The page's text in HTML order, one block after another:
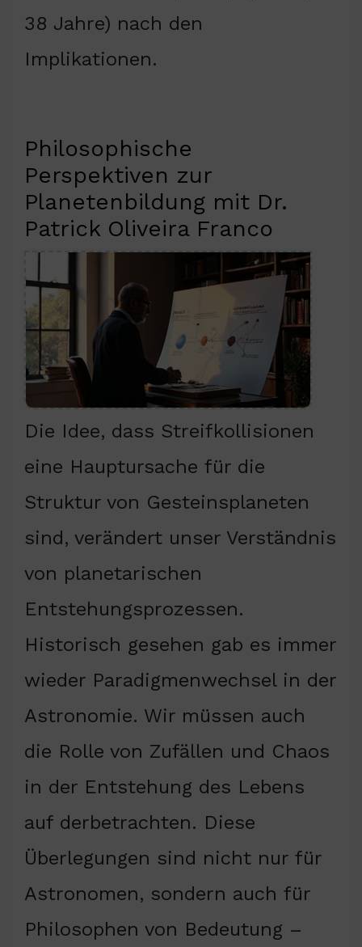
38 Jahre) nach den
Implikationen.
Philosophische
Perspektiven zur
Planetenbildung mit Dr.
Patrick Oliveira Franco
Die Idee, dass Streifkollisionen
eine Hauptursache für die
Struktur von Gesteinsplaneten
sind, verändert unser Verständnis
von planetarischen
Entstehungsprozessen.
Historisch gesehen gab es immer
wieder Paradigmenwechsel in der
Astronomie. Wir müssen auch
die Rolle von Zufällen und Chaos
in der Entstehung des Lebens
auf derbetrachten. Diese
Überlegungen sind nicht nur für
Astronomen, sondern auch für
Philosophen von Bedeutung –